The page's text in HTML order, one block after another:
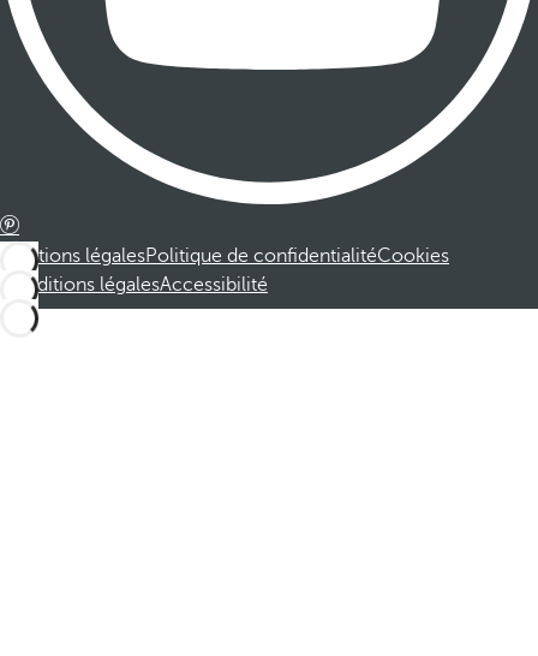
Mentions légalesPolitique de confidentialitéCookies
Conditions légalesAccessibilité